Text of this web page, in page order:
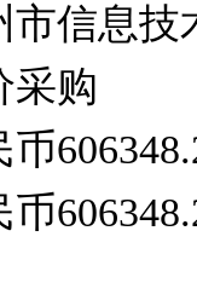
市信息
采购
币
币